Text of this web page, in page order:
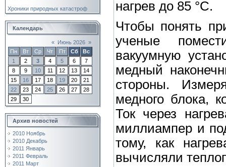
Хроники природных катастроф
Календарь
« Июнь 2026 »
Пн
Вт Ср Чт Пт Сб
Вс
1
2 3 4 5 6
7
8
9 10 11 12 13
14
15
16 17 18 19 20
21
22
23 24 25 26 27
28
29
30
Архив новостей
2010 Ноябрь
2010 Декабрь
2011 Январь
2011 Февраль
2011 Март
нагрев до 85 °C.
Чтобы понять
ученые
вакуумную
медный
стороны.
медного блока,
Ток через
миллиампер и
тому, как
вычисляли